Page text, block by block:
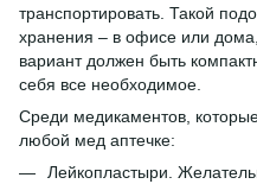
транспортировать. Такой
хранения – в офисе или
вариант должен быть
себя все необходимое.
Среди медикаментов,
любой мед аптечке:
Лейкопластыри.